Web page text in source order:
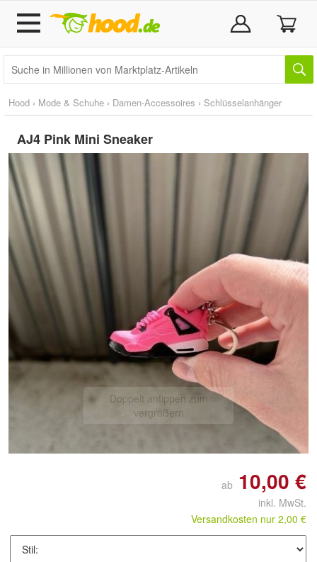
Hood › Mode & Schuhe › Damen-Accessoires › Schlüsselanhänger
AJ4 Pink Mini Sneaker
Doppelt antippen zum
vergrößern
ab 10,00 €
inkl. MwSt.
Versandkosten nur 2,00 €